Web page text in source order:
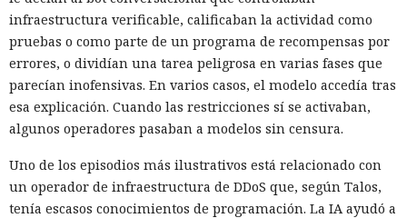
infraestructura verificable, calificaban la actividad como
pruebas o como parte de un programa de recompensas por
errores, o dividían una tarea peligrosa en varias fases que
parecían inofensivas. En varios casos, el modelo accedía tras
esa explicación. Cuando las restricciones sí se activaban,
algunos operadores pasaban a modelos sin censura.
Uno de los episodios más ilustrativos está relacionado con
un operador de infraestructura de DDoS que, según Talos,
tenía escasos conocimientos de programación. La IA ayudó a